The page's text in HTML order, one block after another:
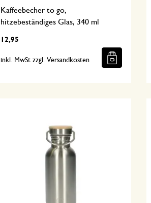
Kaffeebecher to go,
hitzebeständiges Glas, 340 ml
12,95
inkl. MwSt zzgl. Versandkosten